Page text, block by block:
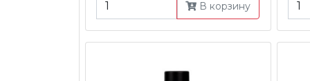
В корзину